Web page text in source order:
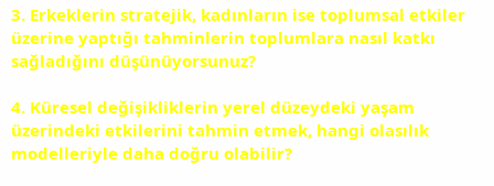
3. Erkeklerin stratejik, kadınların ise toplumsal etkiler
üzerine yaptığı tahminlerin toplumlara nasıl katkı
sağladığını düşünüyorsunuz?
4. Küresel değişikliklerin yerel düzeydeki yaşam
üzerindeki etkilerini tahmin etmek, hangi olasılık
modelleriyle daha doğru olabilir?